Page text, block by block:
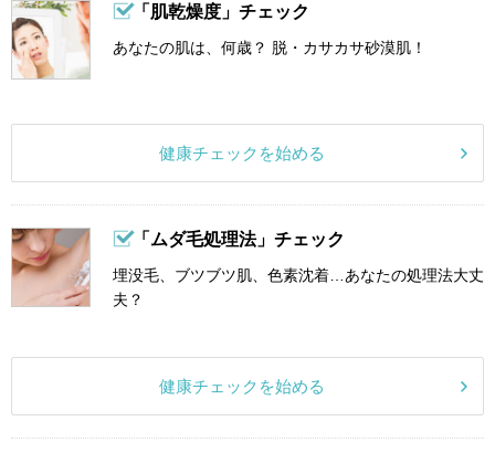
「肌乾燥度」チェック
あなたの肌は、何歳？ 脱・カサカサ砂漠肌！
健康チェックを始める
「ムダ毛処理法」チェック
埋没毛、ブツブツ肌、色素沈着…あなたの処理法大丈
夫？
健康チェックを始める